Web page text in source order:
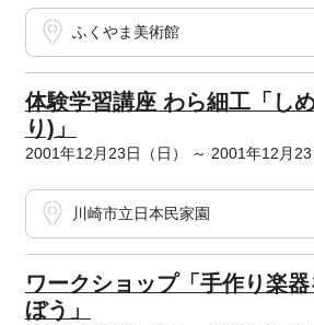
ふくやま美術館
体験学習講座 わら細工「し
り)」
2001年12月23日（日） ～ 2001年12月23
川崎市立日本民家園
ワークショップ「手作り楽
ぼう」